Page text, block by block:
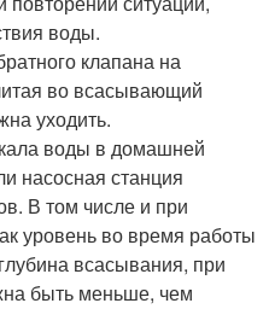
воды.
клапана на
во всасывающий
уходить.
воды в домашней
насосная станция
В том числе и при
уровень во время работы
всасывания, при
быть меньше, чем